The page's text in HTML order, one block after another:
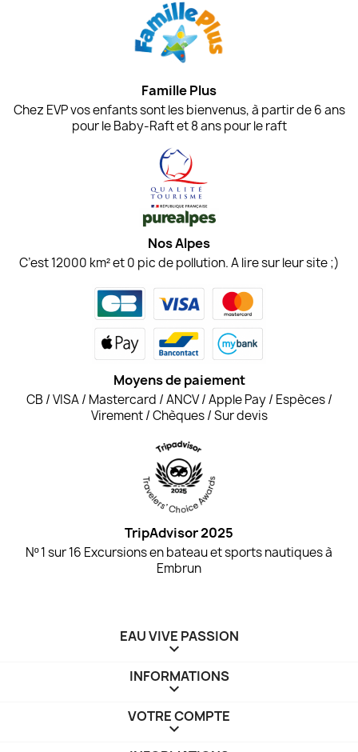
Famille Plus
Chez EVP vos enfants sont les bienvenus, à partir de 6 ans
pour le Baby-Raft et 8 ans pour le raft
Nos Alpes
C’est 12000 km² et 0 pic de pollution. A lire sur leur site ;)
Moyens de paiement
CB / VISA / Mastercard / ANCV / Apple Pay / Espèces /
Virement / Chèques / Sur devis
TripAdvisor 2025
Nº 1 sur 16 Excursions en bateau et sports nautiques à
Embrun
EAU VIVE PASSION

INFORMATIONS

VOTRE COMPTE
